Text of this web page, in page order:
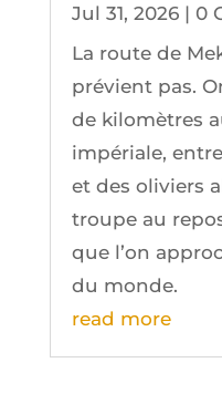
Jul 31, 2026| 0
La route de
pré­vient pas.
de kilo­mètres
impé­riale,
et des oli­viers
troupe au
que l’on
du monde.
read more